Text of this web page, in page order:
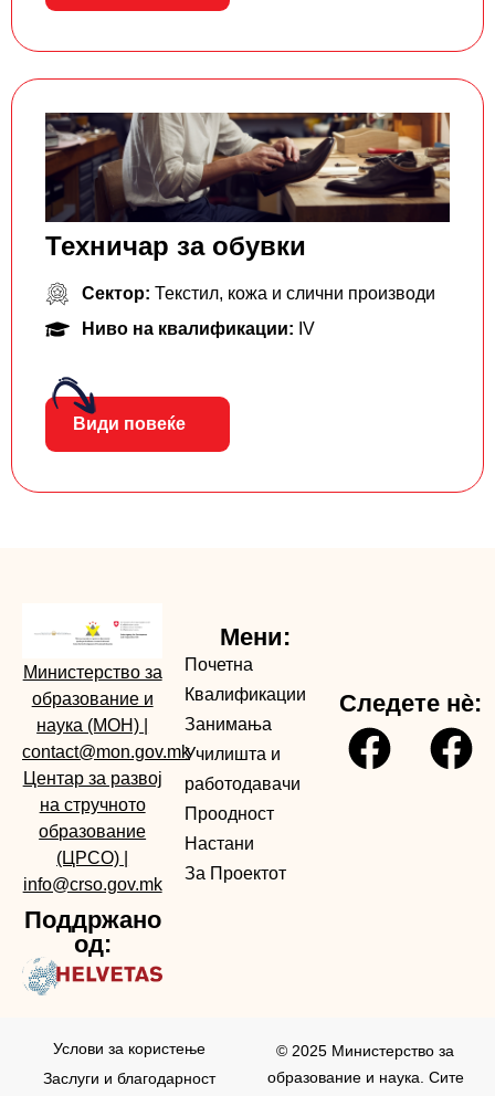
Техничар за обувки
Сектор: Текстил, кожа и слични производи
Ниво на квалификации: IV
Види повеќе
Министерство за
образование и
наука (МОН)
contact@mon.gov.mk
Центар за развој
на стручното
образование
(ЦРСО)
info@crso.gov.mk
Поддржано
од:
Мени:
Почетна
Квалификации
Занимања
Училишта и
работодавачи
Проодност
Настани
За Проектот
Следете нè:
© 2025 Министерство за
образование и наука. Сите
Услови за користењe
Заслуги и благодарност